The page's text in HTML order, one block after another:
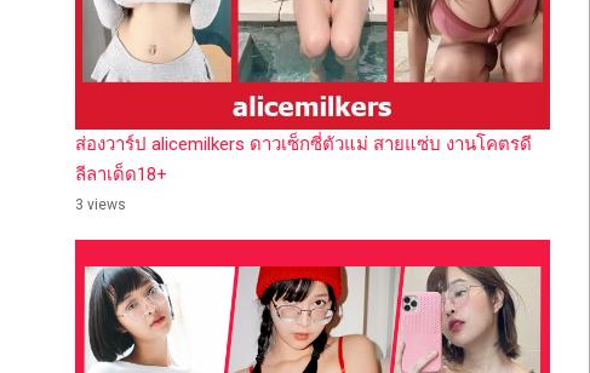
ส่องวาร์ป alicemilkers ดาวเซ็กซี่ตัวแม่ สายแซ่บ งานโคตรดี
ลีลาเด็ด18+
3 views